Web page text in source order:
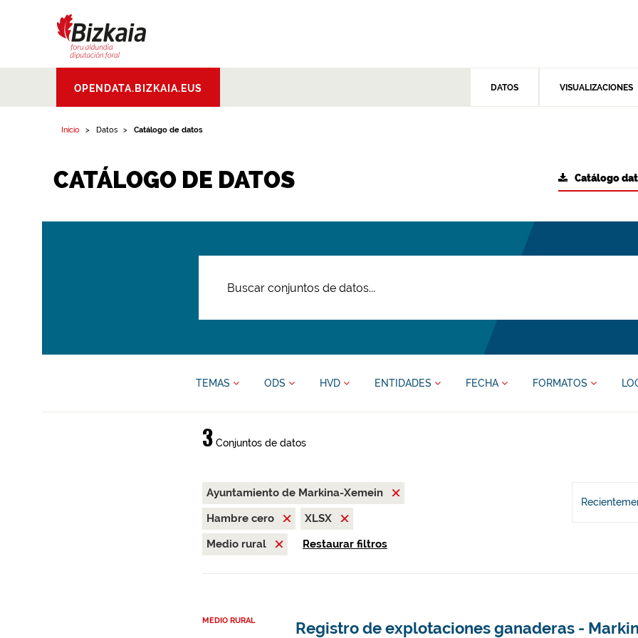
Aldundia.Diputacion
Foral de Bizkaia
OPENDATA.BIZKAIA.EUS DATOS VISUALIZACIONES
Inicio Datos Catálogo de datos
CATÁLOGO DE DATOS Catálogo
TEMAS ODS HVD ENTIDADES FECHA FORMATOS
3Conjuntos de datos
Ayuntamiento de Markina-Xemein
Hambre cero
XLSX
Medio rural
Restaurar filtros
MEDIO RURAL Registro de explotaciones ganaderas -